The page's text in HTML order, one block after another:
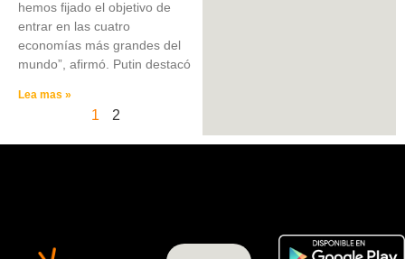
hemos fijado el objetivo de
entrar en las cuatro
economías más grandes del
mundo”, afirmó. Putin destacó
Lea mas »
1 2